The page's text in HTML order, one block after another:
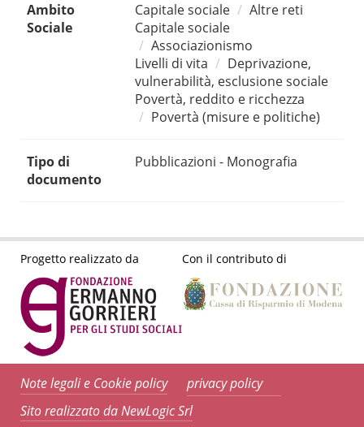
Ambito
Sociale
Capitale sociale
Altre reti
Capitale sociale
Associazionismo
Livelli di vita
Deprivazione,
vulnerabilità, esclusione sociale
Povertà, reddito e ricchezza
Povertà (misure e politiche)
Tipo di
documento
Pubblicazioni - Monografia
Progetto realizzato da Con il contributo di
Note legali e Cookie policy
privacy policy
Sito realizzato da NewLogic Srl